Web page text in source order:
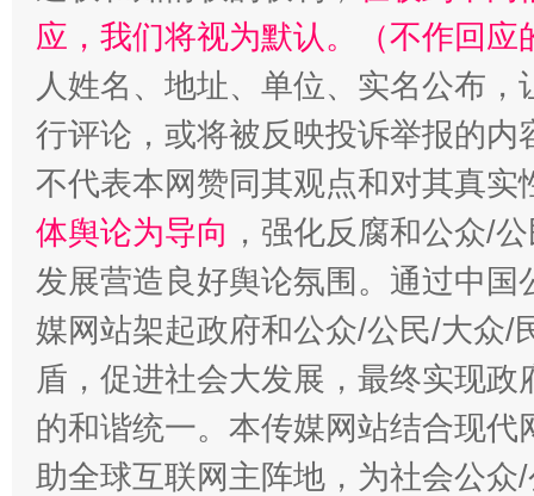
应，我们将视为默认。（不作回应
人姓名、地址、单位、实名公布
行评论，或将被反映投诉举报的
不代表本网赞同其观点和对其真实
体舆论为导向 ，强化反腐和公众/
发展营造良好舆论氛围。通过中
媒网站架起政府和公众/公民/大众/
盾，促进社会大发展，最终实现
的和谐统一。本传媒网站结合现
助全球互联网主阵地，为社会公